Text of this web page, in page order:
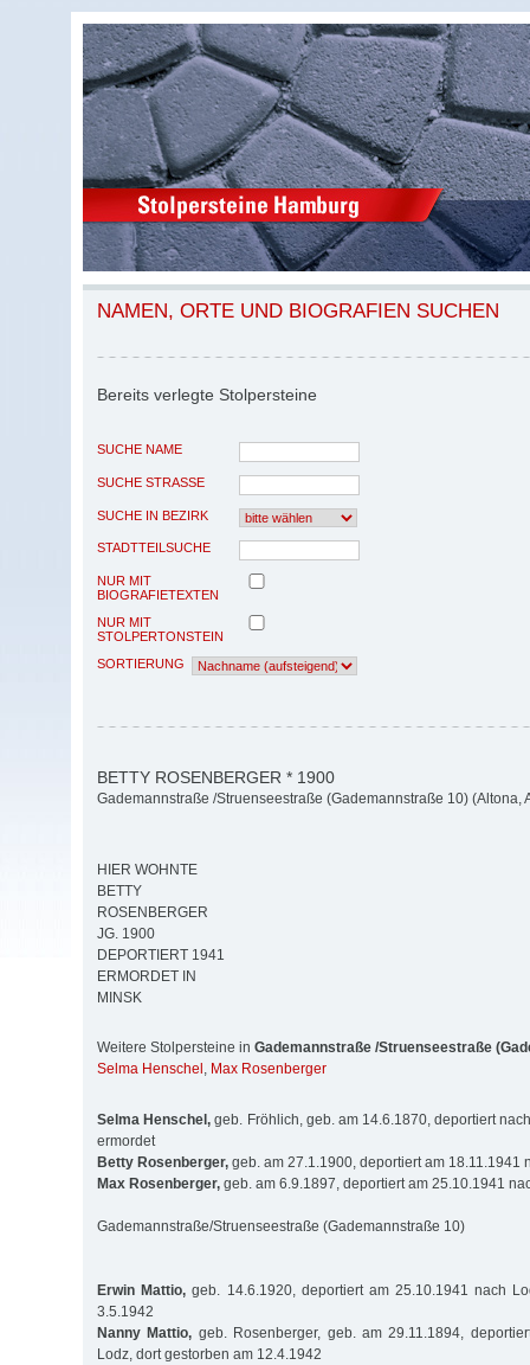
NAMEN, ORTE UND BIOGRAFIEN SUCHEN
Bereits verlegte Stolpersteine
SUCHE NAME
SUCHE STRASSE
SUCHE IN BEZIRK
STADTTEILSUCHE
NUR MIT
BIOGRAFIETEXTEN
NUR MIT
STOLPERTONSTEIN
SORTIERUNG
BETTY ROSENBERGER * 1900
Gademannstraße /Struenseestraße (Gademannstraße 10) (Altona,
HIER WOHNTE
BETTY
ROSENBERGER
JG. 1900
DEPORTIERT 1941
ERMORDET IN
MINSK
Weitere Stolpersteine in Gademannstraße /Struenseestraße
Selma Henschel , Max Rosenberger
Selma Henschel, geb. Fröhlich, geb. am 14.6.1870, deportiert
ermordet
Betty Rosenberger, geb. am 27.1.1900, deportiert am 18.11.1941
Max Rosenberger, geb. am 6.9.1897, deportiert am 25.10.1941
Gademannstraße/Struenseestraße (Gademannstraße 10)
Erwin Mattio, geb. 14.6.1920, deportiert am 25.10.1941 nach
3.5.1942
Nanny Mattio, geb. Rosenberger, geb. am 29.11.1894,
Lodz, dort gestorben am 12.4.1942